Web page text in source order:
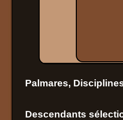
Palmares,
Descendants